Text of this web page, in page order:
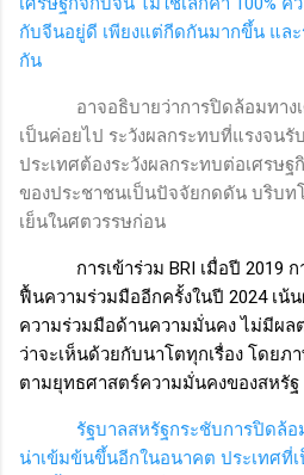
กับจีนอยู่ดี เพียงแต่กีดกันมากขึ้น แล
กัน
อาจอธิบายว่าการปิดล้อมทาง
เป็นค่อยไป ระวังผลกระทบที่แรงจน
ประเทศต้องระวังผลกระทบต่อเศรษฐ
ของประชาชนเป็นปัจจัยกดดัน บริบท
เย็นในศตวรรษก่อน
การเข้าร่วม BRI เมื่อปี 2019
ฟื้นความร่วมมืออีกครั้งในปี 2024 เน้
ความร่วมมือด้านความมั่นคง ไม่มีผล
ว่าจะเห็นด้วยกับนาโตทุกเรื่อง โดย
ตามยุทธศาสตร์ความมั่นคงของสหรัฐ
รัฐบาลสหรัฐกระชับการปิดล้
น่าเข้มข้นขึ้นอีกในอนาคต ประเทศที่